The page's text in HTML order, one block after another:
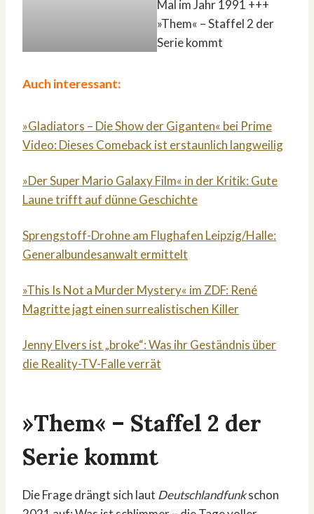
Auch interessant:
»Gladiators – Die Show der Giganten« bei Prime
Video: Dieses Comeback ist erstaunlich langweilig
»Der Super Mario Galaxy Film« in der Kritik: Gute
Laune trifft auf dünne Geschichte
Sprengstoff-Drohne am Flughafen Leipzig/Halle:
Generalbundesanwalt ermittelt
»This Is Not a Murder Mystery« im ZDF: René
Magritte jagt einen surrealistischen Killer
Jenny Elvers ist „broke“: Was ihr Geständnis über
die Reality-TV-Falle verrät
»Them« – Staffel 2 der
Serie kommt
Die Frage drängt sich laut Deutschlandfunkschon